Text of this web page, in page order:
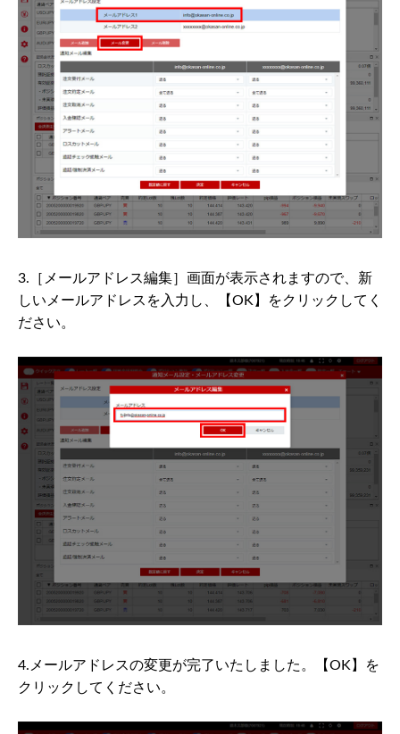
3.［メールアドレス編集］画面が表示されますので、新
しいメールアドレスを入力し、【OK】をクリックしてく
ださい。
4.メールアドレスの変更が完了いたしました。【OK】を
クリックしてください。